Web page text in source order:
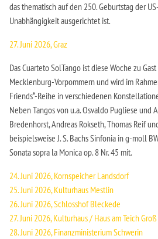
das thematisch auf den 250. Geburtstag der
Unabhängigkeit ausgerichtet ist.
27. Juni 2026, Graz
Das Cuarteto SolTango ist diese Woche zu
Mecklenburg-Vorpommern und wird im
Friends“-Reihe in verschiedenen
Neben Tangos von u.a. Osvaldo Pugliese und
Bredenhorst, Andreas Rokseth, Thomas Reif
beispielsweise J. S. Bachs Sinfonia in g-moll
Sonata sopra la Monica op. 8 Nr. 45 mit.
24. Juni 2026, Kornspeicher Landsdorf
25. Juni 2026, Kulturhaus Mestlin
26. Juni 2026, Schlosshof Bleckede
27. Juni 2026, Kulturhaus / Haus am Teich
28. Juni 2026, Finanzministerium Schwerin